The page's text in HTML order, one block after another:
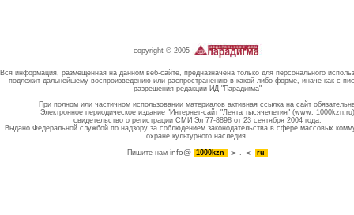
copyright © 2005
Вся информация, размещенная на данном веб-сайте, предназначена только для персонального
подлежит дальнейшему воспроизведению или распространению в какой-либо форме, иначе как с
разрешения редакции ИД "Парадигма"
При полном или частичном использовании материалов активная ссылка на сайт
Электронное периодическое издание "Интернет-сайт "Лента тысячелетия" (www. 1000kzn.ru)
свидетельство о регистрации СМИ Эл 77-8898 от 23 сентября 2004 года.
Выдано Федеральной службой по надзору за соблюдением законодательства в сфере массовых
охране культурного наследия.
Пишите намinfo@ 1000kzn . ru